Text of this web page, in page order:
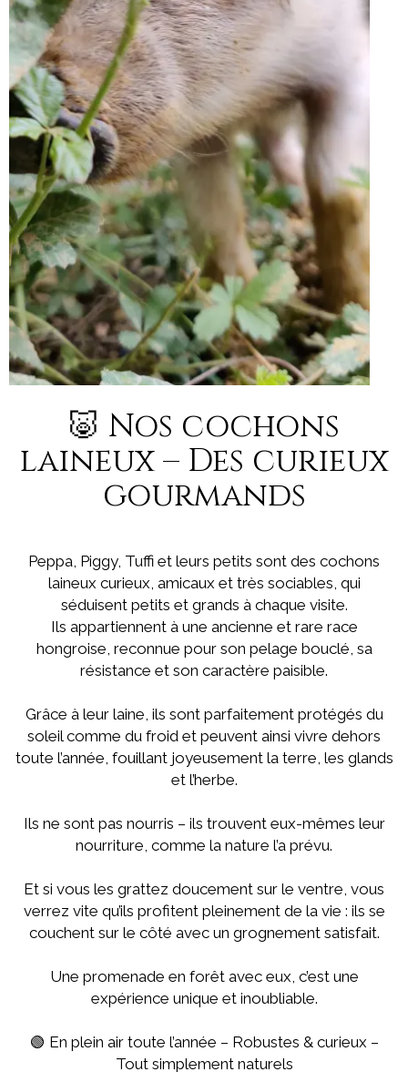
🐷 Nos cochons
laineux – Des curieux
gourmands
Peppa, Piggy, Tuffi et leurs petits sont des cochons
laineux curieux, amicaux et très sociables, qui
séduisent petits et grands à chaque visite.
Ils appartiennent à une ancienne et rare race
hongroise, reconnue pour son pelage bouclé, sa
résistance et son caractère paisible.
Grâce à leur laine, ils sont parfaitement protégés du
soleil comme du froid et peuvent ainsi vivre dehors
toute l’année, fouillant joyeusement la terre, les glands
et l’herbe.
Ils ne sont pas nourris – ils trouvent eux-mêmes leur
nourriture, comme la nature l’a prévu.
Et si vous les grattez doucement sur le ventre, vous
verrez vite qu’ils profitent pleinement de la vie : ils se
couchent sur le côté avec un grognement satisfait.
Une promenade en forêt avec eux, c’est une
expérience unique et inoubliable.
🟢 En plein air toute l’année – Robustes & curieux –
Tout simplement naturels